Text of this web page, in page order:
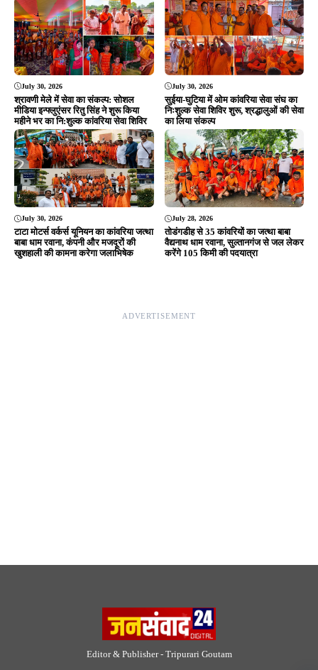
July 30, 2026
श्रावणी मेले में सेवा का संकल्प: सोशल
मीडिया इन्फ्लुएंसर रितु सिंह ने शुरू किया
महीने भर का नि:शुल्क कांवरिया सेवा शिविर
July 30, 2026
सुईया-घुटिया में ओम कांवरिया सेवा संघ का
निःशुल्क सेवा शिविर शुरू, श्रद्धालुओं की सेवा
का लिया संकल्प
July 30, 2026
टाटा मोटर्स वर्कर्स यूनियन का कांवरिया जत्था
बाबा धाम रवाना, कंपनी और मजदूरों की
खुशहाली की कामना करेगा जलाभिषेक
July 28, 2026
तोडंगडीह से 35 कांवरियों का जत्था बाबा
वैद्यनाथ धाम रवाना, सुल्तानगंज से जल लेकर
करेंगे 105 किमी की पदयात्रा
ADVERTISEMENT
Editor & Publisher - Tripurari Goutam